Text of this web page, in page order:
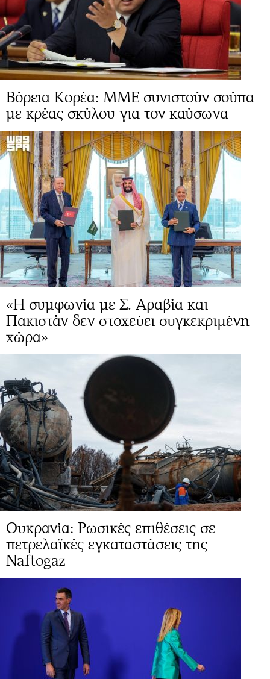
Βόρεια Κορέα: ΜΜΕ συνιστούν σούπα
με κρέας σκύλου για τον καύσωνα
«Η συμφωνία με Σ. Αραβία και
Πακιστάν δεν στοχεύει συγκεκριμένη
χώρα»
Ουκρανία: Ρωσικές επιθέσεις σε
πετρελαϊκές εγκαταστάσεις της
Naftogaz